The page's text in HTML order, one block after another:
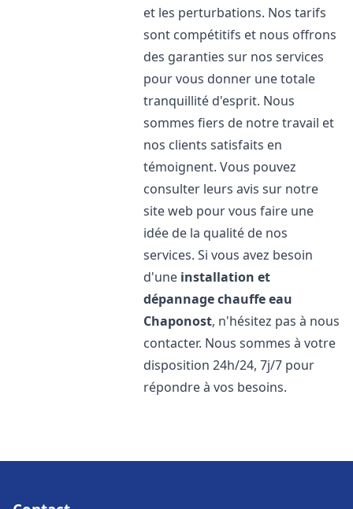
et les perturbations. Nos tarifs
sont compétitifs et nous offrons
des garanties sur nos services
pour vous donner une totale
tranquillité d'esprit. Nous
sommes fiers de notre travail et
nos clients satisfaits en
témoignent. Vous pouvez
consulter leurs avis sur notre
site web pour vous faire une
idée de la qualité de nos
services. Si vous avez besoin
d'une installation et
dépannage chauffe eau
Chaponost, n'hésitez pas à nous
contacter. Nous sommes à votre
disposition 24h/24, 7j/7 pour
répondre à vos besoins.